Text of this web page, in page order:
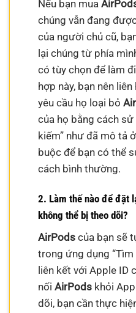
Nếu bạn mua
chúng vẫn đang
của người chủ cũ,
lại chúng từ phía
có tùy chọn để làm
hợp này, bạn nên
yêu cầu họ loại bỏ
của họ bằng cách
kiếm” như đã mô tả
buộc để bạn có thể
cách bình thường.
2. Làm thế nào để đặt
không thể bị theo dõi?
AirPods của bạn sẽ
trong ứng dụng
liên kết với Apple ID
nốiAirPods khỏi
dõi, bạn cần thực